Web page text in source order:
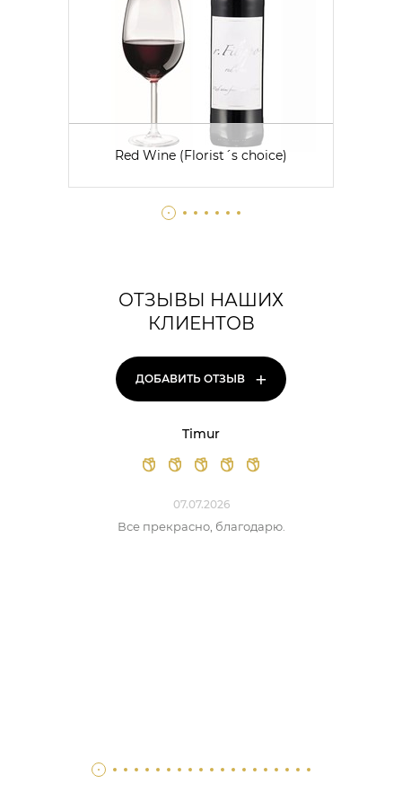
Red Wine (Florist´s choice)
ОТЗЫВЫ НАШИХ
КЛИЕНТОВ
ДОБАВИТЬ ОТЗЫВ +
Timur
07.07.2026
Все прекрасно, благодарю.